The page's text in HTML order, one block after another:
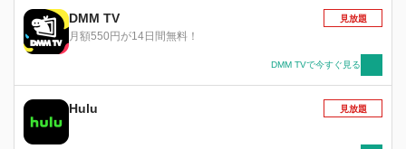
エンターテイメントとして提供され、また、登場
人物たちの成長や絆を描く王道の「青春ドラマ」
は読者の共感を読んでいる。さらに、「農業の世
界」をリアルに描くという作品の特性上、世代・
性別を問わず読まれ、その結果、コミックスの累
9巻までを含め、1200万部を超える大ヒット作品
DMM TV
月額550円が14日間無料！
見放題
DMM TVで今すぐ見る
Hulu 見放題